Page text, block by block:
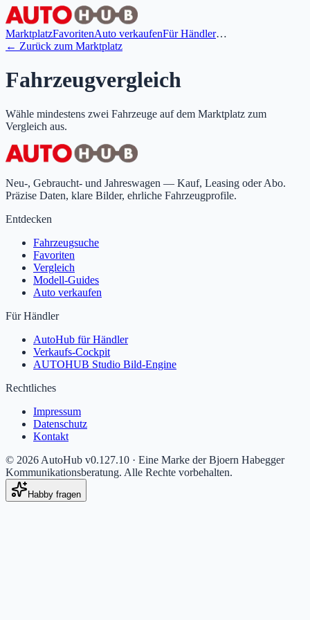
MarktplatzFavoritenAuto verkaufenFür Händler…
← Zurück zum Marktplatz
Fahrzeugvergleich
Wähle mindestens zwei Fahrzeuge auf dem Marktplatz zum
Vergleich aus.
Neu-, Gebraucht- und Jahreswagen — Kauf, Leasing oder Abo.
Präzise Daten, klare Bilder, ehrliche Fahrzeugprofile.
Entdecken
Fahrzeugsuche
Favoriten
Vergleich
Modell-Guides
Auto verkaufen
Für Händler
AutoHub für Händler
Verkaufs-Cockpit
AUTOHUB Studio Bild-Engine
Rechtliches
Impressum
Datenschutz
Kontakt
© 2026 AutoHub v0.127.10 · Eine Marke der Bjoern Habegger
Kommunikationsberatung. Alle Rechte vorbehalten.
Habby fragen